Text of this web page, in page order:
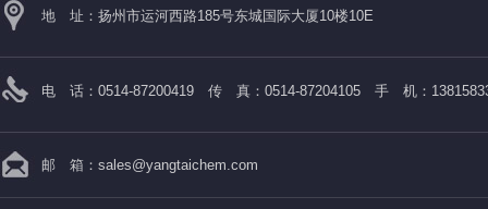
地 址：扬州市运河西路185号东城国际大厦10楼10E
电 话：0514-87200419 传 真：0514-87204105 手 机：
邮 箱： sales@yangtaichem.com